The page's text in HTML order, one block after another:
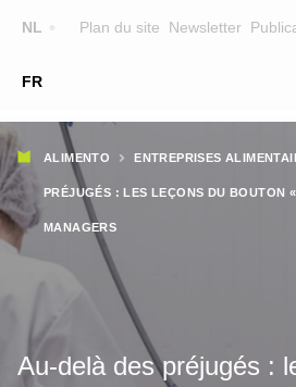
NL
FR
Plan du site Newsletter
Main
navigation
FORMATION
FORMATEURS
SUR ALIMENTO
Fil
d'Ariane
ALIMENTO ENTREPRISES
PRÉJUGÉS : LES LEÇONS DU BOUTON
MANAGERS
Au-delà des préjugés :